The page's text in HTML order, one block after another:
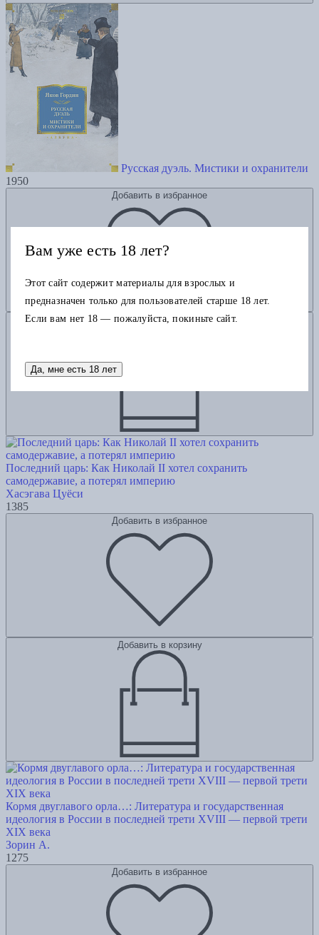
Русская дуэль. Мистики и охранители
1950
Добавить в избранное
Добавить в корзину
Последний царь: Как Николай II хотел сохранить
самодержавие, а потерял империю
Хасэгава Цуёси
1385
Добавить в избранное
Добавить в корзину
Кормя двуглавого орла…: Литература и государственная
идеология в России в последней трети XVIII — первой трети
XIX века
Зорин А.
1275
Добавить в избранное
Вам уже есть 18 лет?
Этот сайт содержит материалы для взрослых и
предназначен только для пользователей старше 18 лет.
Если вам нет 18 — пожалуйста, покиньте сайт.
Да, мне есть 18 лет